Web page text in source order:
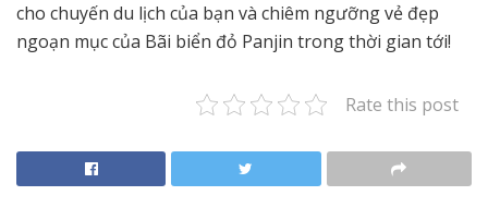
cho chuyến du lịch của bạn và chiêm ngưỡng vẻ đẹp
ngoạn mục của Bãi biển đỏ Panjin trong thời gian tới!
Rate this post